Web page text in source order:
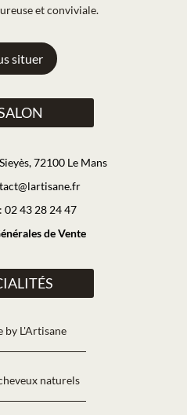
et conviviale.
situer
72100 Le Mans
02 43 28 24 47
de Vente
by L'Artisane
naturels